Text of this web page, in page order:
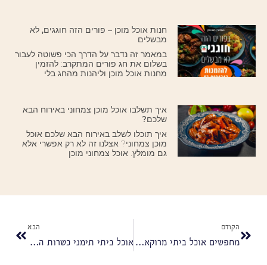
חנות אוכל מוכן – פורים הזה חוגגים, לא
מבשלים
במאמר זה נדבר על הדרך הכי פשוטה לעבור
בשלום את חג פורים המתקרב: להזמין
מחנות אוכל מוכן וליהנות מהחג בלי
איך תשלבו אוכל מוכן צמחוני באירוח הבא
שלכם?
איך תוכלו לשלב באירוח הבא שלכם אוכל
מוכן צמחוני? אצלנו זה לא רק אפשרי אלא
גם מומלץ. אוכל צמחוני מוכן
הקודם
מחפשים אוכל ביתי מרוקאי כשרות הרב מחפוד? כך תדעו שבחרתם נכון
הבא
אוכל ביתי תימני כשרות הרב מחפוד